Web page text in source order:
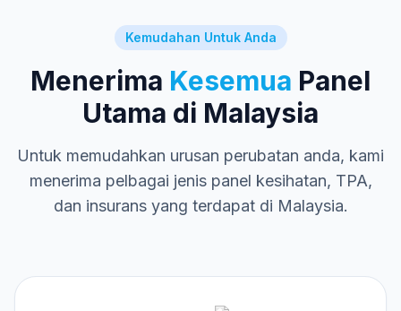
Kemudahan Untuk Anda
Menerima Kesemua Panel
Utama di Malaysia
Untuk memudahkan urusan perubatan anda, kami
menerima pelbagai jenis panel kesihatan, TPA,
dan insurans yang terdapat di Malaysia.